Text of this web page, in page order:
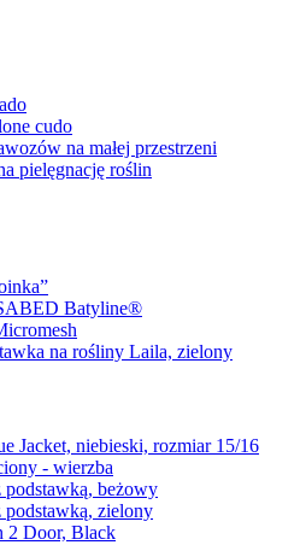
cudo
na małej przestrzeni
pielęgnację roślin
Batyline®
na rośliny Laila, zielony
Jacket, niebieski, rozmiar 15/16
- wierzba
beżowy
zielony
2 Door, Black